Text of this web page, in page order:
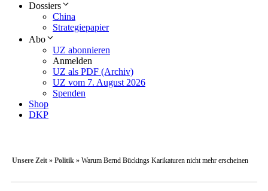
Dossiers
China
Strategiepapier
Abo
UZ abonnieren
Anmelden
UZ als PDF (Archiv)
UZ vom 7. August 2026
Spenden
Shop
DKP
Unsere Zeit » Politik » Warum Bernd Bückings Karikaturen nicht mehr erscheinen